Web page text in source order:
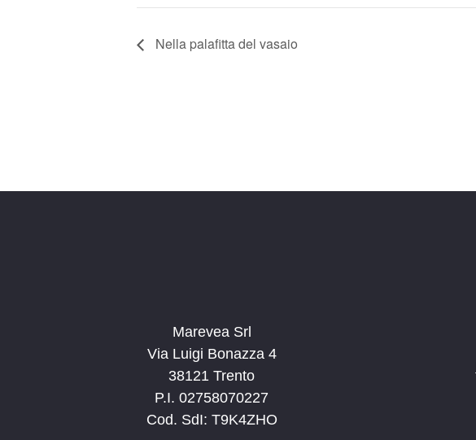
Nella palafitta del vasaio
Marevea Srl
Via Luigi Bonazza 4
38121 Trento
P.I. 02758070227
Cod. SdI: T9K4ZHO